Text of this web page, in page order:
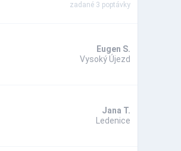
zadané 3 poptávky
Eugen S.
Vysoký Újezd
Jana T.
Ledenice